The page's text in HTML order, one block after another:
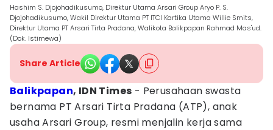
Hashim S. Djojohadikusumo, Direktur Utama Arsari Group Aryo P. S.
Djojohadikusumo, Wakil Direktur Utama PT ITCI Kartika Utama Willie Smits,
Direktur Utama PT Arsari Tirta Pradana, Walikota Balikpapan Rahmad Mas'ud.
(Dok. Istimewa)
Share Article
Balikpapan, IDN Times - Perusahaan swasta
bernama PT Arsari Tirta Pradana (ATP), anak
usaha Arsari Group, resmi menjalin kerja sama